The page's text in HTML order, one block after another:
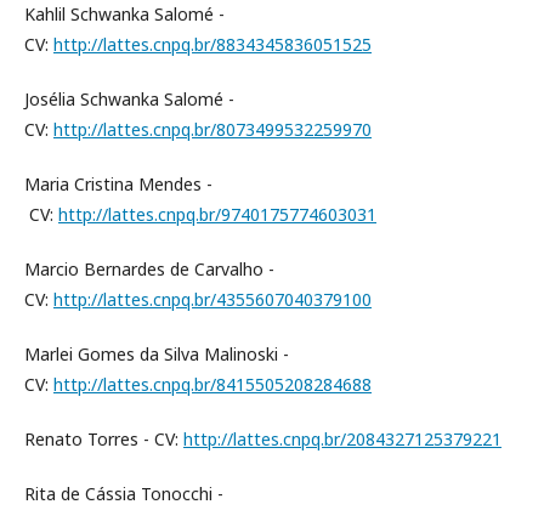
Kahlil Schwanka Salomé -
CV: http://lattes.cnpq.br/8834345836051525
Josélia Schwanka Salomé -
CV: http://lattes.cnpq.br/8073499532259970
Maria Cristina Mendes -
CV: http://lattes.cnpq.br/9740175774603031
Marcio Bernardes de Carvalho -
CV: http://lattes.cnpq.br/4355607040379100
Marlei Gomes da Silva Malinoski -
CV: http://lattes.cnpq.br/8415505208284688
Renato Torres - CV: http://lattes.cnpq.br/2084327125379221
Rita de Cássia Tonocchi -